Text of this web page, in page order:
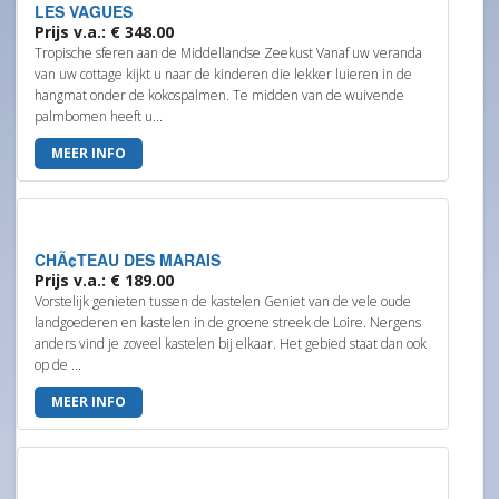
LES VAGUES
Prijs v.a.: € 348.00
Tropische sferen aan de Middellandse Zeekust Vanaf uw veranda
van uw cottage kijkt u naar de kinderen die lekker luieren in de
hangmat onder de kokospalmen. Te midden van de wuivende
palmbomen heeft u...
MEER INFO
CHÃ¢TEAU DES MARAIS
Prijs v.a.: € 189.00
Vorstelijk genieten tussen de kastelen Geniet van de vele oude
landgoederen en kastelen in de groene streek de Loire. Nergens
anders vind je zoveel kastelen bij elkaar. Het gebied staat dan ook
op de ...
MEER INFO